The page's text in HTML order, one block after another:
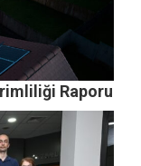
Raporu